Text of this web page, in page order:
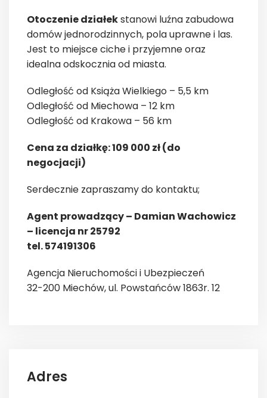
Otoczenie działekstanowi luźna zabudowa
domów jednorodzinnych, pola uprawne i las.
Jest to miejsce ciche i przyjemne oraz
idealna odskocznia od miasta.
Odległość od Książa Wielkiego – 5,5 km
Odległość od Miechowa – 12 km
Odległość od Krakowa – 56 km
Cena za działkę: 109 000 zł (do
negocjacji)
Serdecznie zapraszamy do kontaktu;
Agent prowadzący – Damian Wachowicz
– licencja nr 25792
tel. 574191306
Agencja Nieruchomości i Ubezpieczeń
32-200 Miechów, ul. Powstańców 1863r. 12
Adres